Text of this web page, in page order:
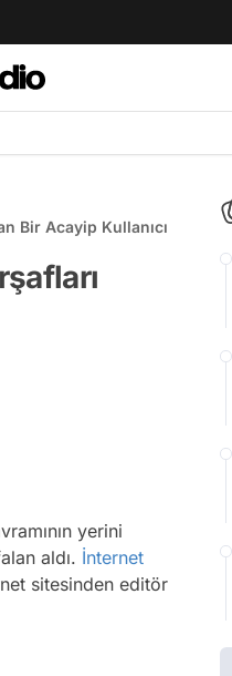
Bir Acayip Kullanıcı
yerini
aldı. İnternet
sitesinden editör